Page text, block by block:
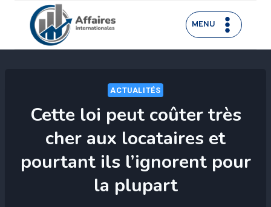
contenu
MENU
ACTUALITÉS
Cette loi peut coûter très
cher aux locataires et
pourtant ils l’ignorent pour
la plupart